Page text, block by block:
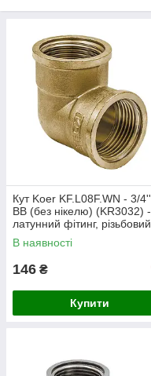
Кут Koer KF.L08F.WN - 3/4''
ВВ (без нікелю) (KR3032) -
латунний фітинг, різьбовий,
для труб, номінальний тиск
40 бар
В наявності
146 ₴
Купити